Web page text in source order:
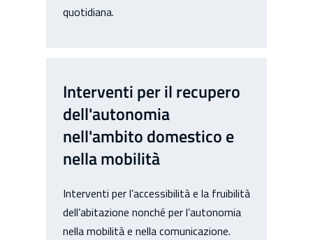
quotidiana.
Interventi per il recupero
dell'autonomia
nell'ambito domestico e
nella mobilità
Interventi per l’accessibilità e la fruibilità
dell’abitazione nonché per l’autonomia
nella mobilità e nella comunicazione.